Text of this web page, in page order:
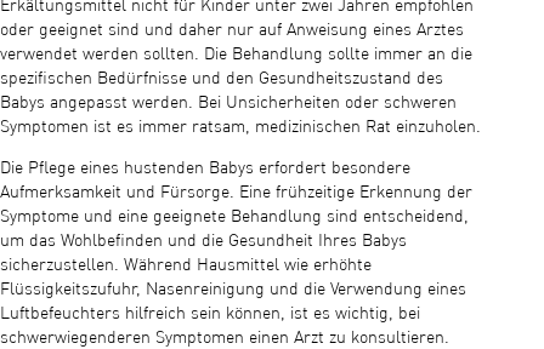
Erkältungsmittel nicht für Kinder unter zwei Jahren empfohlen
oder geeignet sind und daher nur auf Anweisung eines Arztes
verwendet werden sollten. Die Behandlung sollte immer an die
spezifischen Bedürfnisse und den Gesundheitszustand des
Babys angepasst werden. Bei Unsicherheiten oder schweren
Symptomen ist es immer ratsam, medizinischen Rat einzuholen.
Die Pflege eines hustenden Babys erfordert besondere
Aufmerksamkeit und Fürsorge. Eine frühzeitige Erkennung der
Symptome und eine geeignete Behandlung sind entscheidend,
um das Wohlbefinden und die Gesundheit Ihres Babys
sicherzustellen. Während Hausmittel wie erhöhte
Flüssigkeitszufuhr, Nasenreinigung und die Verwendung eines
Luftbefeuchters hilfreich sein können, ist es wichtig, bei
schwerwiegenderen Symptomen einen Arzt zu konsultieren.